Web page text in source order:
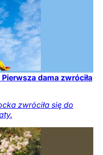
dama zwróciła
zwróciła się do